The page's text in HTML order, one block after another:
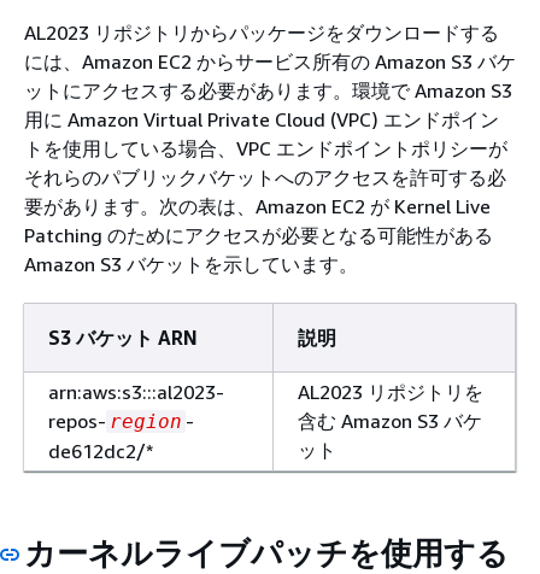
AL2023 リポジトリからパッケージをダウンロードする
には、Amazon EC2 からサービス所有の Amazon S3 バケ
ットにアクセスする必要があります。環境で Amazon S3
用に Amazon Virtual Private Cloud (VPC) エンドポイン
トを使用している場合、VPC エンドポイントポリシーが
それらのパブリックバケットへのアクセスを許可する必
要があります。次の表は、Amazon EC2 が Kernel Live
Patching のためにアクセスが必要となる可能性がある
Amazon S3 バケットを示しています。
S3 バケット ARN 説明
arn:aws:s3:::al2023-
repos- region -
de612dc2/*
AL2023 リポジトリを
含む Amazon S3 バケ
ット
カーネルライブパッチを使用する